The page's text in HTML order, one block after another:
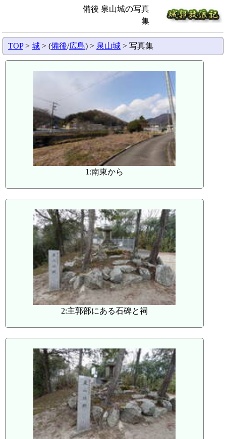
備後 泉山城の写真
集
TOP> 城 > (備後/広島) > 泉山城 > 写真集
1:南東から
2:主郭部にある石碑と祠